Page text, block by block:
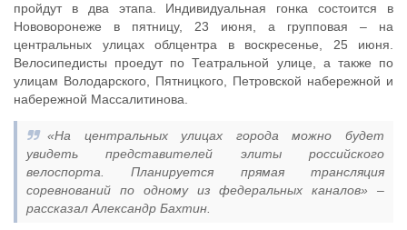
пройдут в два этапа. Индивидуальная гонка состоится в
Нововоронеже в пятницу, 23 июня, а групповая – на
центральных улицах облцентра в воскресенье, 25 июня.
Велосипедисты проедут по Театральной улице, а также по
улицам Володарского, Пятницкого, Петровской набережной и
набережной Массалитинова.
«На центральных улицах города можно будет
увидеть представителей элиты российского
велоспорта. Планируется прямая трансляция
соревнований по одному из федеральных каналов» –
рассказал Александр Бахтин.